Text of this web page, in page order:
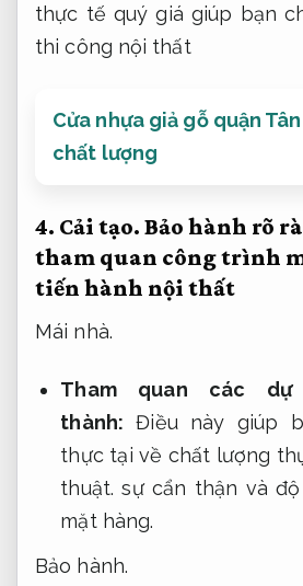
thực tế quý giá giúp bạn
thi công nội thất
Cửa nhựa giả gỗ quận
chất lượng
4. Cải tạo. Bảo hành rõ
tham quan công trình
tiến hành nội thất
Mái nhà.
Tham quan các
thành: Điều này giúp
thực tại về chất lượng
thuật. sự cẩn thận và
mặt hàng.
Bảo hành.